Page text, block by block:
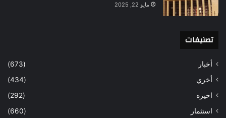
مايو 22, 2025
تصنيفات
أخبار
(673)
أخري
(434)
اخيره
(292)
استثمار
(660)